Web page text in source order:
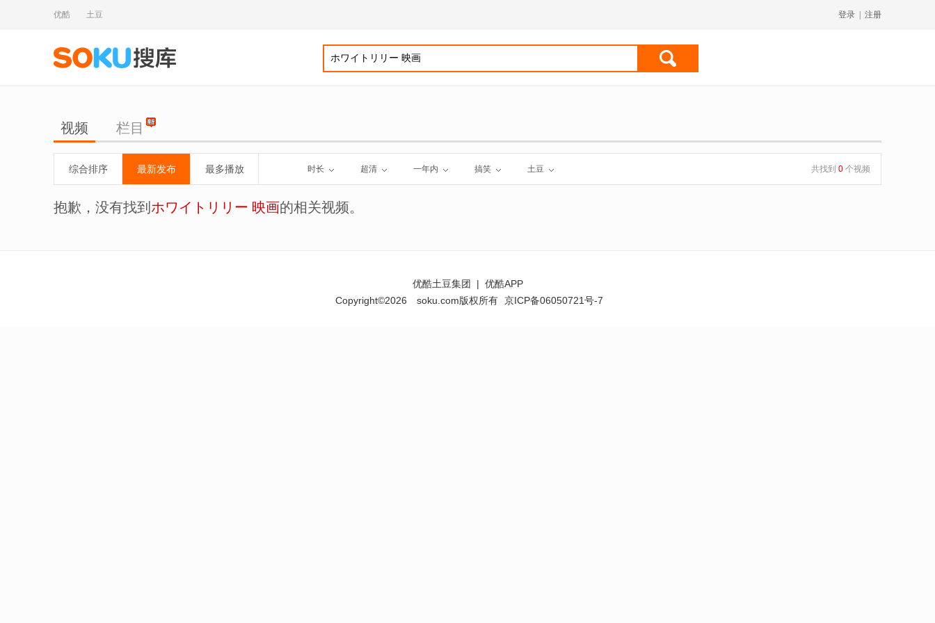
优酷 土豆 登录 注册
视频 栏目
综合排序 最新发布 最多播放 时长 超清 一年内 搞笑 土豆 共找到 0 个视频
抱歉，没有找到 ホワイトリリー 映画的相关视频。
优酷土豆集团 | 优酷APP
Copyright©2026
soku.com版权所有 京ICP备06050721号-7